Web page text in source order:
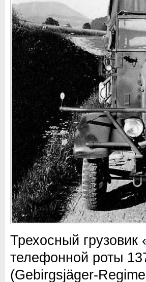
Трехосный
телефонной роты
(Gebirgsjäger-